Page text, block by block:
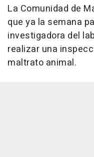
La Comunidad de
que ya la semana
investigadora del
realizar una
maltrato animal.